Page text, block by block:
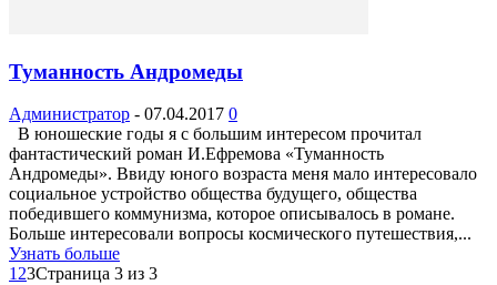
Туманность Андромеды
Администратор - 07.04.2017 0
В юношеские годы я с большим интересом прочитал
фантастический роман И.Ефремова «Туманность
Андромеды». Ввиду юного возраста меня мало интересовало
социальное устройство общества будущего, общества
победившего коммунизма, которое описывалось в романе.
Больше интересовали вопросы космического путешествия,...
Узнать больше
1 23Страница 3 из 3